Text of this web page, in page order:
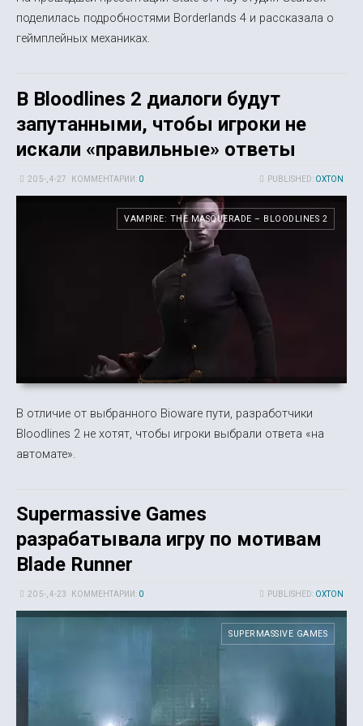
поделилась подробностями Borderlands 4 и рассказала о
геймплейных механиках.
В Bloodlines 2 диалоги будут
запутанными, чтобы игроки не
искали «правильные» ответы
PUBLISHED: OXTON
20 5-, 4-27 КОММЕНТАРИИ: 0
VAMPIRE: THE MASQUERADE – BLOODLINES 2
В отличие от выбранного Bioware пути, разработчики
Bloodlines 2 не хотят, чтобы игроки выбрали ответа «на
автомате».
Supermassive Games
разрабатывала игру по мотивам
Blade Runner
PUBLISHED: OXTON
20 5-, 4-23 КОММЕНТАРИИ: 0
SUPERMASSIVE GAMES